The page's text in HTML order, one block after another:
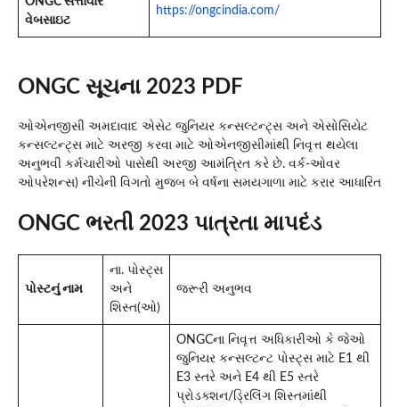
વેબસાઇટ
https://ongcindia.com/
ONGC સૂચના 2023 PDF
ઓએનજીસી અમદાવાદ એસેટ જુનિયર કન્સલ્ટન્ટ્સ અને એસોસિયેટ
કન્સલ્ટન્ટ્સ માટે અરજી કરવા માટે ઓએનજીસીમાંથી નિવૃત્ત થયેલા
અનુભવી કર્મચારીઓ પાસેથી અરજી આમંત્રિત કરે છે. વર્ક-ઓવર
ઓપરેશન્સ) નીચેની વિગતો મુજબ બે વર્ષના સમયગાળા માટે કરાર આધારિત
ONGC ભરતી 2023 પાત્રતા માપદંડ
પોસ્ટનું નામ
ના. પોસ્ટ્સ
અને
શિસ્ત(ઓ)
જરૂરી અનુભવ
ONGCના નિવૃત્ત અધિકારીઓ કે જેઓ
જુનિયર કન્સલ્ટન્ટ પોસ્ટ્સ માટે E1 થી
E3 સ્તરે અને E4 થી E5 સ્તરે
પ્રોડક્શન/ડ્રિલિંગ શિસ્તમાંથી